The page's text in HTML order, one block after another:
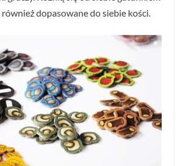
dopasowane do siebie kości.